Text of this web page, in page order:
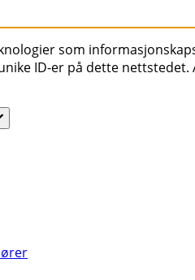
som
ID-er på dette